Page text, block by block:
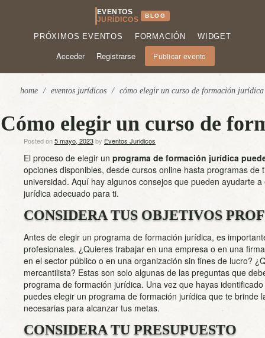
EVENTOS
JURÍDICOS
BLOG
PRÓXIMOS EVENTOS FORMACIÓN WIDGET
Acceder Registrarse Publicar evento
home / eventos jurídicos / cómo elegir un curso de formación
Cómo elegir un curso de
Posted on5 mayo, 2023by Eventos Juridicos
El proceso de elegir un programa de formación jurídica
opciones disponibles, desde cursos online hasta programas de
universidad. Aquí hay algunos consejos que pueden ayudarte
jurídica adecuado para ti.
CONSIDERA TUS OBJETIVOS
Antes de elegir un programa de formación jurídica, es
profesionales. ¿Quieres trabajar en una empresa o en una
en el sector público o en una organización sin fines de lucro?
mercantilista? Estas son solo algunas de las preguntas que
programa de formación jurídica. Una vez que hayas
puedes elegir un programa de formación jurídica que te brinde
necesarias para alcanzar tus metas.
CONSIDERA TU PRESUPUESTO